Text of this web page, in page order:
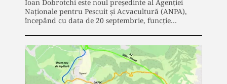
Ioan Dobrotchi este noul președinte al Agenției
Naționale pentru Pescuit și Acvacultură (ANPA),
începând cu data de 20 septembrie, funcție…